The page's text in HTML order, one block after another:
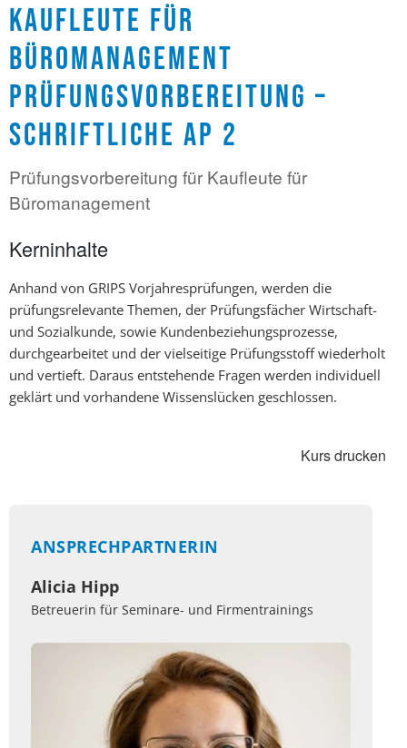
KAUFLEUTE FÜR
BÜROMANAGEMENT
PRÜFUNGSVORBEREITUNG –
SCHRIFTLICHE AP 2
Prüfungsvorbereitung für Kaufleute für
Büromanagement
Kerninhalte
Anhand von GRIPS Vorjahresprüfungen, werden die
prüfungsrelevante Themen, der Prüfungsfächer Wirtschaft-
und Sozialkunde, sowie Kundenbeziehungsprozesse,
durchgearbeitet und der vielseitige Prüfungsstoff wiederholt
und vertieft. Daraus entstehende Fragen werden individuell
geklärt und vorhandene Wissenslücken geschlossen.
Kurs drucken
ANSPRECHPARTNERIN
Alicia Hipp
Betreuerin für Seminare- und Firmentrainings